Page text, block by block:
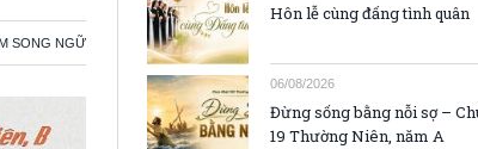
SONG NGỮ
Hôn lễ cùng đấng tình quân
06/08/2026
Đừng sống bằng nỗi sợ –
19 Thường Niên, năm A